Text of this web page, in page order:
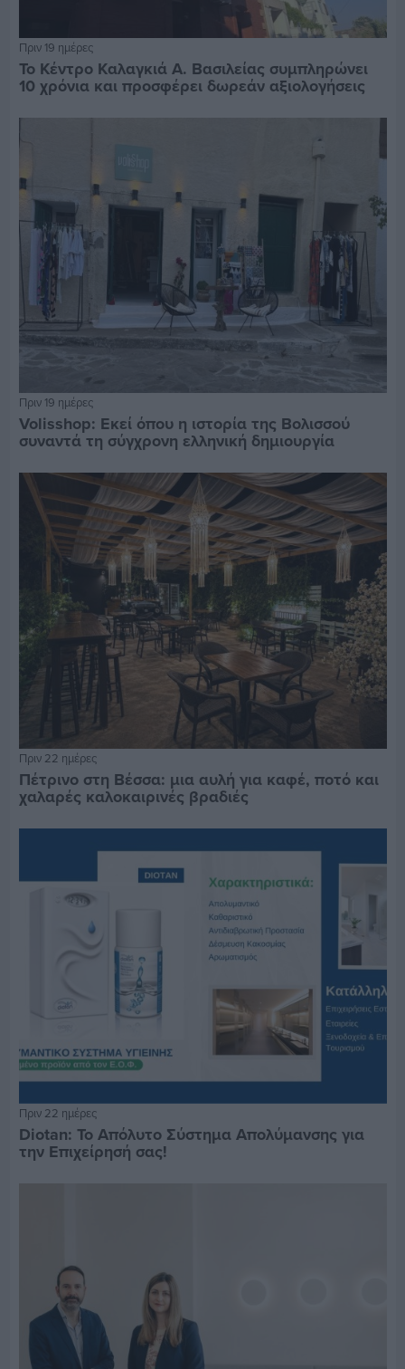
Πριν 19 ημέρες
Το Κέντρο Καλαγκιά Α. Βασιλείας συμπληρώνει
10 χρόνια και προσφέρει δωρεάν αξιολογήσεις
Πριν 19 ημέρες
Volisshop: Εκεί όπου η ιστορία της Βολισσού
συναντά τη σύγχρονη ελληνική δημιουργία
Πριν 22 ημέρες
Πέτρινο στη Βέσσα: μια αυλή για καφέ, ποτό και
χαλαρές καλοκαιρινές βραδιές
Πριν 22 ημέρες
Diotan: Το Απόλυτο Σύστημα Απολύμανσης για
την Επιχείρησή σας!